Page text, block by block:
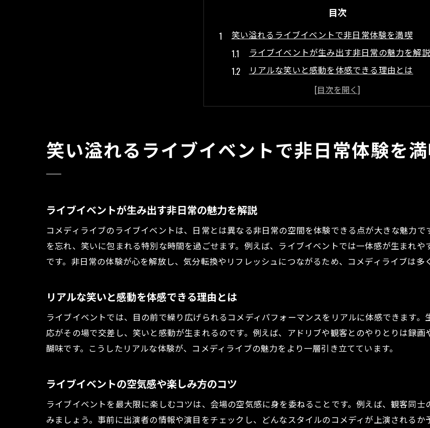
目次
笑い溢れるライブイベントで非日常体験を満喫
ライブイベントが生み出す非日常の魅力を解説
リアルな笑いと感動を体感できる理由とは
ライブイベントの空気感や楽しみ方のコツ
お笑い好きが集うライブイベントの魅力再発見
ライブイベントが日常を変えるきっかけにな
コメディライブの魅力と楽しみ方を深掘り解説
コメディライブを満喫するための楽しみ方を紹
ライブイベントが生み出す一体感の秘密に迫る
笑いを引き出すライブイベントの特徴と工夫
初めてのライブイベントでも楽しめる秘訣
ライブイベント好きが知るべきショーの魅力
話題のライブイベントを満喫するためのポイ
コメディショー初心者も楽しめるライブイベン
スタンダップコメディの世界を知る第一歩
ライブイベントで味わうスタンダップの魅力
笑い溢れるライブイベントで非日常体験を
ライブイベントが生み出す非日常の魅力を解説
コメディライブのライブイベントは、日常とは異なる非日常の空間を体験できる点が大きな魅力
を忘れ、笑いに包まれる特別な時間を過ごせます。例えば、ライブイベントでは一体感が生まれ
です。非日常の体験が心を解放し、気分転換やリフレッシュにつながるため、コメディライブは多
リアルな笑いと感動を体感できる理由とは
ライブイベントでは、目の前で繰り広げられるコメディパフォーマンスをリアルに体感できます
応がその場で交差し、笑いと感動が生まれるのです。例えば、アドリブや観客とのやりとりは録
醐味です。こうしたリアルな体験が、コメディライブの魅力をより一層引き立てています。
ライブイベントの空気感や楽しみ方のコツ
ライブイベントを最大限に楽しむコツは、会場の空気感に身を委ねることです。例えば、観客同
みましょう。事前に出演者の情報や演目をチェックし、どんなスタイルのコメディが上演される